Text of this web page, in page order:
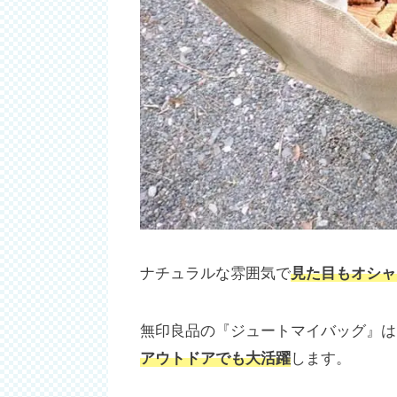
ナチュラルな雰囲気で見た目もオシ
無印良品の『ジュートマイバッグ』
アウトドアでも大活躍します。